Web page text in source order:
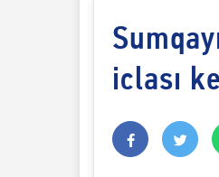
Yaxın Şərqdəki
müharibənin qısa
təhliliiclası